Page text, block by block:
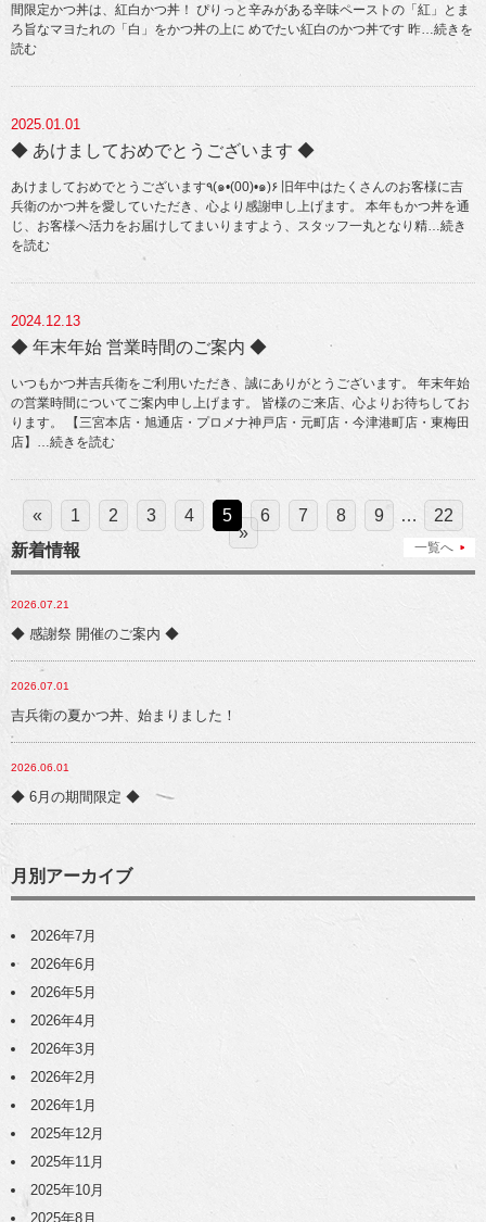
間限定かつ丼は、紅白かつ丼！ ぴりっと辛みがある辛味ペーストの「紅」とま
ろ旨なマヨたれの「白」をかつ丼の上に めでたい紅白のかつ丼です 昨…続きを
読む
2025.01.01
◆ あけましておめでとうございます ◆
あけましておめでとうございます٩(๑•(00)•๑)۶ 旧年中はたくさんのお客様に吉
兵衛のかつ丼を愛していただき、心より感謝申し上げます。 本年もかつ丼を通
じ、お客様へ活力をお届けしてまいりますよう、スタッフ一丸となり精…続き
を読む
2024.12.13
◆ 年末年始 営業時間のご案内 ◆
いつもかつ丼吉兵衛をご利用いただき、誠にありがとうございます。 年末年始
の営業時間についてご案内申し上げます。 皆様のご来店、心よりお待ちしてお
ります。 【三宮本店・旭通店・プロメナ神戸店・元町店・今津港町店・東梅田
店】 …続きを読む
« 1 2 3 4 5 6 7 8 9 …
22
»
新着情報
一覧へ
2026.07.21
◆ 感謝祭 開催のご案内 ◆
2026.07.01
吉兵衛の夏かつ丼、始まりました！
2026.06.01
◆ 6月の期間限定 ◆
月別アーカイブ
2026年7月
2026年6月
2026年5月
2026年4月
2026年3月
2026年2月
2026年1月
2025年12月
2025年11月
2025年10月
2025年8月